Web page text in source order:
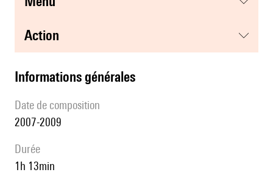
action
informations générales
date de composition
2007-2009
durée
1h 13min